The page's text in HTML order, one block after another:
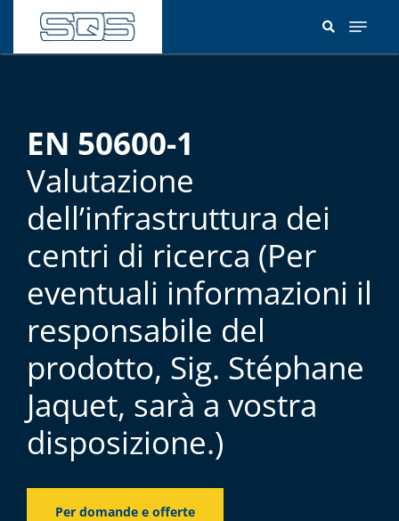
contenuto
EN 50600-1
Valutazione
dell’infrastruttura dei
centri di ricerca (Per
eventuali informazioni il
responsabile del
prodotto, Sig. Stéphane
Jaquet, sarà a vostra
disposizione.)
Per domande e offerte